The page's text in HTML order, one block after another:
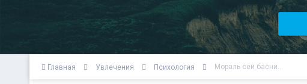
Главная Увлечения Психология Мораль сей басни...